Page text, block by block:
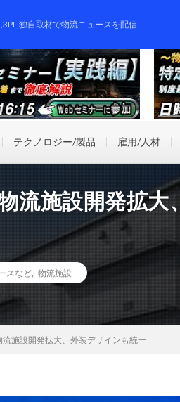
独自取材で物流ニュースを配信
テクノロジー/製品 雇用/人材
流施設開発拡大
スなど 物流施設
施設開発拡大、外装デザインも統一